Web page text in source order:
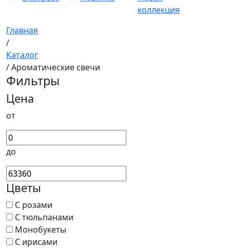
коллекция
Главная
/
Каталог
/ Ароматические свечи
Фильтры
Цена
от
до
Цветы
С розами
С тюльпанами
Монобукеты
С ирисами